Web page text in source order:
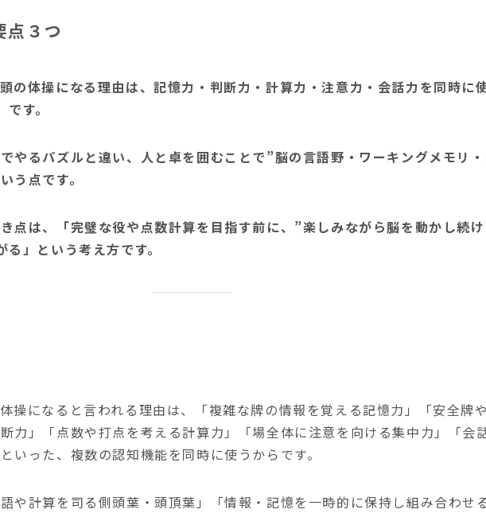
点３つ
の体操になる理由は、記憶力・判断力・計算力・注意力・会話力を同時に
す。
やるパズルと違い、人と卓を囲むことで”脳の言語野・ワーキングメモリ
う点です。
点は、「完璧な役や点数計算を目指す前に、”楽しみながら脳を動かし続け
」という考え方です。
操になると言われる理由は、「複雑な牌の情報を覚える記憶力」「安全牌
力」「点数や打点を考える計算力」「場全体に注意を向ける集中力」「会
いった、複数の認知機能を同時に使うからです。
や計算を司る側頭葉・頭頂葉」「情報・記憶を一時的に保持し組み合わせ